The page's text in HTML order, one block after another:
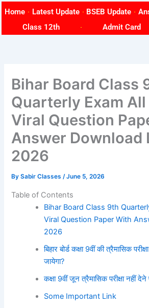
content
Home Latest Update BSEB Update
Class 12th
Admit Card
Bihar Board Class
Quarterly Exam
Viral Question
Answer Download
2026
BySabir Classes/June 5, 2026
Table of Contents
Bihar Board Class 9th
Viral Question Paper With
2026
बिहार बोर्ड कक्षा 9वीं की त्रैमासिक
जायेगा?
कक्षा 9वीं जून त्रैमासिक परीक्षा नहीं देने
Some Important Link